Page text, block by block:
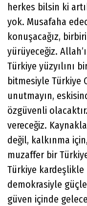
herkes bilsin ki
yok. Musafaha
konuşacağız,
yürüyeceğiz.
Türkiye yüzyılını
bitmesiyle Türkiye
unutmayın,
özgüvenli
vereceğiz.
değil, kalkınma
muzaffer bir
Türkiye kardeşlikle
demokrasiyle
güven içinde